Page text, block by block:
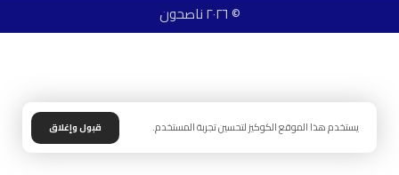
© ٢٠٢٦ ناصحون
يستخدم هذا الموقع الكوكيز لتحسين تجربة المستخدم. قبول وإغلاق